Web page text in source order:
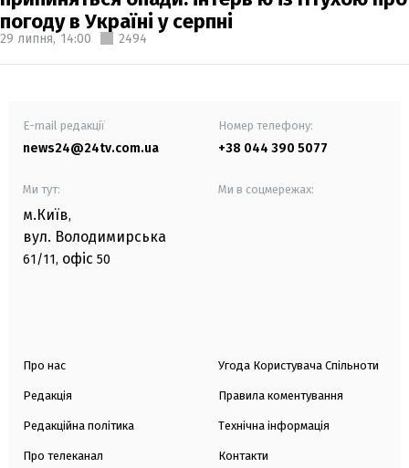
погоду в Україні у серпні
29 липня, 14:00 2494
E-mail редакції
news24@24tv.com.ua
Номер телефону:
+38 044 390 5077
Ми тут:
м.Київ,
вул. Володимирська
61/11, офіс 50
Ми в соцмережах:
Про нас
Редакція
Редакційна політика
Про телеканал
Угода Користувача Спільноти
Правила коментування
Технічна інформація
Контакти